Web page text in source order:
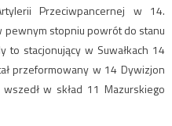
Przeciwpancernej w 14.
pewnym stopniu powrót do stanu
stacjonujący w Suwałkach 14
przeformowany w 14 Dywizjon
w skład 11 Mazurskiego